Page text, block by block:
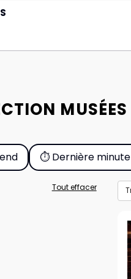
MUSÉES
⏱️ Dernière minute
Tout effacer